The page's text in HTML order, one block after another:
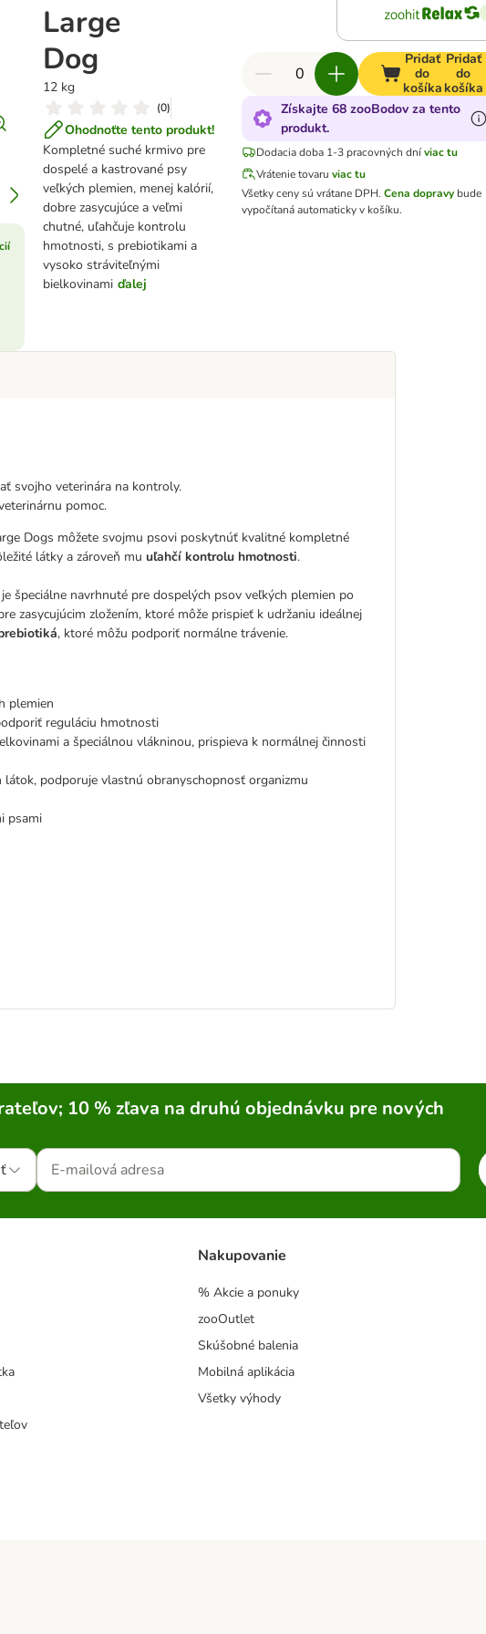
Large
Dog
12 kg
(0)
Ohodnoťte tento produkt!
Kompletné suché krmivo pre
dospelé a kastrované psy
veľkých plemien, menej kalórií,
dobre zasycujúce a veľmi
chutné, uľahčuje kontrolu
hmotnosti, s prebiotikami a
vysoko stráviteľnými
bielkovinami ďalej
Pridať
do
košíka
Pridať
do
košíka
Získajte 68 zooBodov za tento
produkt.
Dodacia doba 1-3 pracovných dní viac tu
Vrátenie tovaru viac tu
Všetky ceny sú vrátane DPH. Cena dopravybude
vypočítaná automaticky v košíku.
svojho veterinára na kontroly.
pomoc.
Dogs môžete svojmu psovi poskytnúť kvalitné kompletné
látky a zároveň mu uľahčí kontrolu hmotnosti.
špeciálne navrhnuté pre dospelých psov veľkých plemien po
zasycujúcim zložením, ktoré môže prispieť k udržaniu ideálnej
, ktoré môžu podporiť normálne trávenie.
plemien
reguláciu hmotnosti
a špeciálnou vlákninou, prispieva k normálnej činnosti
podporuje vlastnú obranyschopnosť organizmu
psami
10 % zľava na druhú objednávku pre nových
Nakupovanie
% Akcie a ponuky
zooOutlet
Skúšobné balenia
Mobilná aplikácia
Všetky výhody